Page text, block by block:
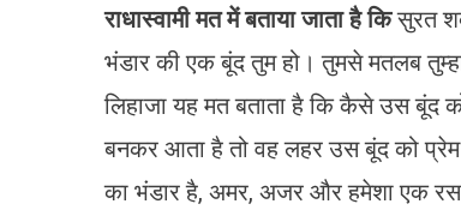
राधास्वामी मत में बताया जाता है किसुरत
भंडार की एक बूंद तुम हो। तुमसे मतलब
लिहाजा यह मत बताता है कि कैसे उस बूंद
बनकर आता है तो वह लहर उस बूंद को
का भंडार है, अमर, अजर और हमेशा एक